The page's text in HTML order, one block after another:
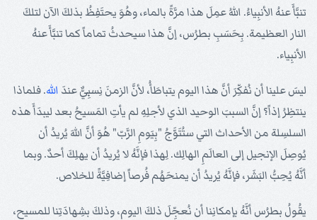
تنبَّأَ عنهُ الأنبِياءُ. اللهُ عمِلَ هذا مرَّةً بالماء، وهُوَ يحتَفِظُ بذلكَ الآن لتلكَ
النار العظيمة. بِحَسَبِ بطرُس، إنَّ هذا سيحدثُ تماماً كما تنبَّأَ عنهُ
الأنبِياء.
ليسَ علينا أن نُفكِّرَ أنَّ هذا اليوم يتباطَأُ، لأنَّ الزمنَ نِسبِيٌّ عندَ الله. فلماذا
ينتظِرُ إذاً؟ إنَّ السببَ الوحيد الذي لأجلِهِ لم يأتِ المَسيحُ بعد ليبدَأَ هذه
السلسِلة من الأحداث التي ستُتَوَّجُ "بِيَومِ الرَّبّ" هُوَ أنَّ اللهَ يُريدُ أن
يُوصِلَ الإنجيل إلى العالَمِ الهالِك. لِهذا فإنَّهُ لا يُريدُ أن يهلِكَ أحدٌ. وبما
أنَّهُ يُحِبُّ البَشَر، فإنَّهُ يُريدُ أن يمنحَهُم فُرصاً إضافِيَّةً للخلاص.
يقُولُ بطرُس أنَّهُ بإمكانِنا أن نُعجِّلَ ذلكَ اليوم، وذلكَ بشِهادَتِنا للمسيح،